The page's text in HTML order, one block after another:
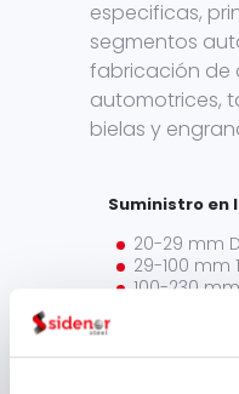
especificas,
segmentos
fabricación de
automotrices,
bielas y
Suministro en
20-29 mm
29-100 mm
100-230 mm
suministrarse: